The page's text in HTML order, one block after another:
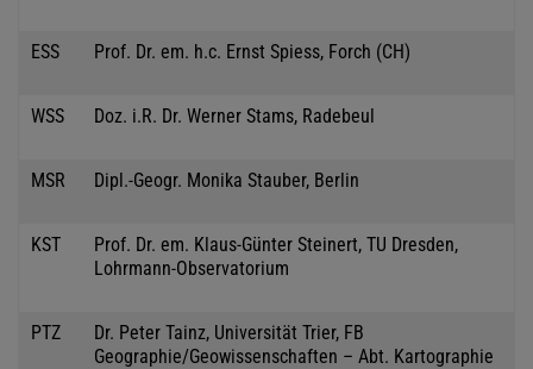
ESS Prof. Dr. em. h.c. Ernst Spiess, Forch (CH)
WSS Doz. i.R. Dr. Werner Stams, Radebeul
MSR Dipl.-Geogr. Monika Stauber, Berlin
KST
Prof. Dr. em. Klaus-Günter Steinert, TU Dresden,
Lohrmann-Observatorium
PTZ
Dr. Peter Tainz, Universität Trier, FB
Geographie/Geowissenschaften – Abt. Kartographie